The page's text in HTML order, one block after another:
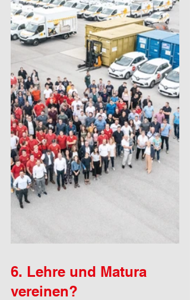
6. Lehre und Matura
vereinen?